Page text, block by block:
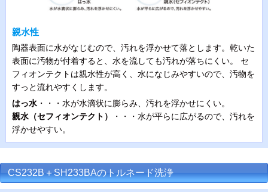
親水性
陶器表面に水がなじむので、汚れを浮かせて落とします。乾いた
表面に汚物が付着すると、水を流しても汚れが落ちにくい。 セ
フィオンテクトは親水性が高く、水になじみやすいので、汚物を
すっと流れやすくします。
はっ水 ・・・水が水滴状に膨らみ、汚れを浮かせにくい。
親水（セフィオンテクト）
・・・水が平らに広がるので、汚れを
浮かせやすい。
CS232B＋SH233BAのトルネード洗浄